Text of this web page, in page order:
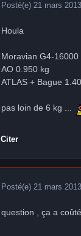
Posté(e) 21 mars 2013
Houla
Moravian G4-
AO 0.950 kg
ATLAS + Bague
pas loin de 6 kg ...
Citer
Posté(e) 21 mars 2013
question , ça a